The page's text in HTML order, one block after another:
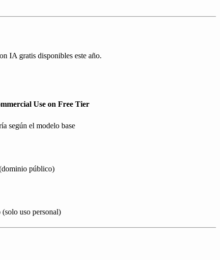
IA gratis disponibles este año.
Use on Free Tier
según el modelo base
público)
(solo uso personal)